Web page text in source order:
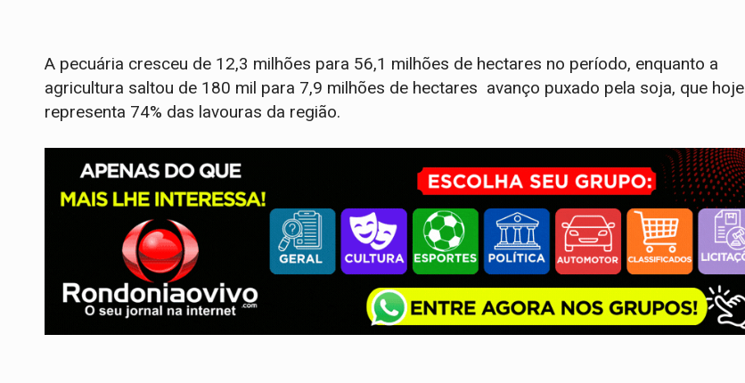
A pecuária cresceu de 12,3 milhões para 56,1 milhões de hectares no período, enquanto a
agricultura saltou de 180 mil para 7,9 milhões de hectares avanço puxado pela soja, que hoje
representa 74% das lavouras da região.